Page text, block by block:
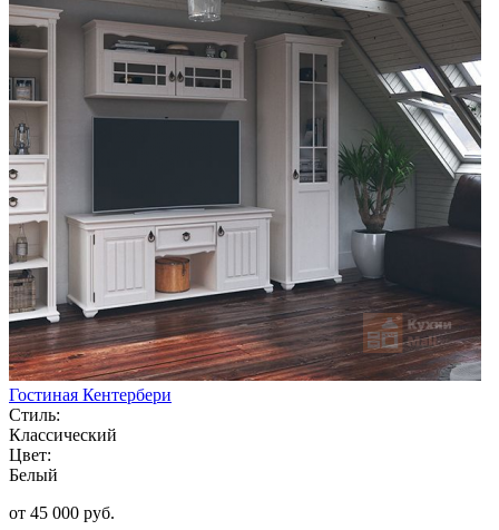
Гостиная Кентербери
Стиль:
Классический
Цвет:
Белый
от 45 000 руб.